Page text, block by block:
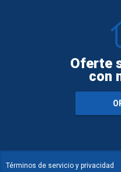
Oferte
con
Términos de servicio y privacidad